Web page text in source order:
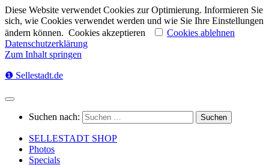
Diese Website verwendet Cookies zur Optimierung. Informieren Sie
sich, wie Cookies verwendet werden und wie Sie Ihre Einstellungen
ändern können. Cookies akzeptieren
Cookies ablehnen
Datenschutzerklärung
Zum Inhalt springen
❶ Sellestadt.de
Suchen nach:
SELLESTADT SHOP
Photos
Specials